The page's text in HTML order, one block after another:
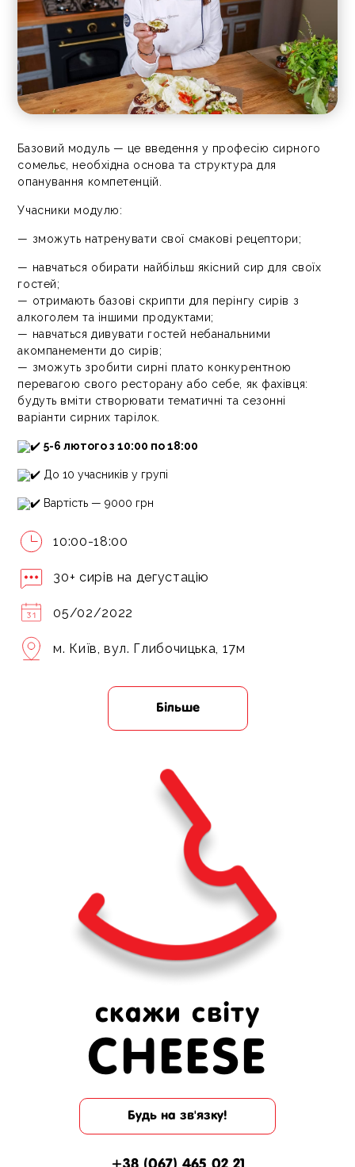
Базовий модуль — це введення у професію сирного
сомельє, необхідна основа та структура для
опанування компетенцій.
Учасники модулю:
— зможуть натренувати свої смакові рецептори;
— навчаться обирати найбільш якісний сир для своїх
гостей;
— отримають базові скрипти для перінгу сирів з
алкоголем та іншими продуктами;
— навчаться дивувати гостей небанальними
акомпанементи до сирів;
— зможуть зробити сирні плато конкурентною
перевагою свого ресторану або себе, як фахівця:
будуть вміти створювати тематичні та сезонні
варіанти сирних тарілок.
5-6 лютого з 10:00 по 18:00
До 10 учасників у групі
Вартість — 9000 грн
10:00-18:00
30+ сирів на дегустацію
05/02/2022
м. Київ, вул. Глибочицька, 17м
Більше
скажи світу
CHEESE
Будь на зв'язку!